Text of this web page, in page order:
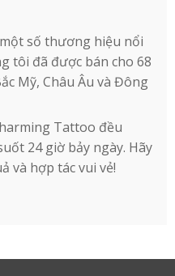
số thương hiệu nổi
tôi đã được bán cho 68
Mỹ, Châu Âu và Đông
Tattoo đều
24 giờ bảy ngày. Hãy
và hợp tác vui vẻ!